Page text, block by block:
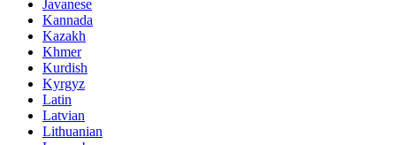
Javanese
Kannada
Kazakh
Khmer
Kurdish
Kyrgyz
Latin
Latvian
Lithuanian